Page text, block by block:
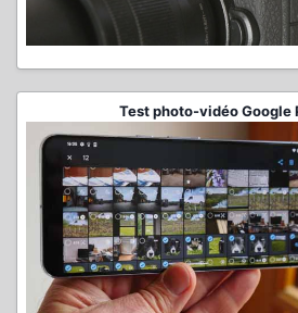
Test photo-vidéo Google